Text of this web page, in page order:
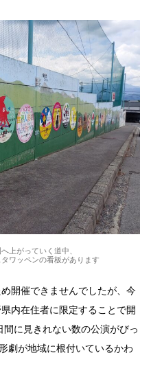
上がっていく道中、
ワッペンの看板があります
開催できませんでしたが、今
内在住者に限定することで開
に見きれない数の公演がびっ
劇が地域に根付いているかわ